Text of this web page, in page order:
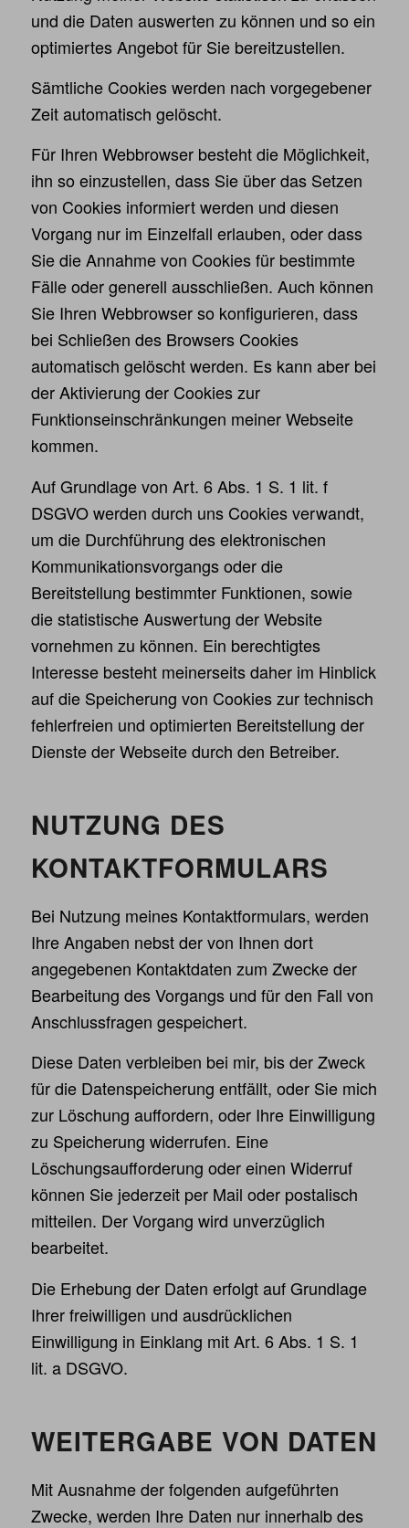
und die Daten auswerten zu können und so ein
optimiertes Angebot für Sie bereitzustellen.
Sämtliche Cookies werden nach vorgegebener
Zeit automatisch gelöscht.
Für Ihren Webbrowser besteht die Möglichkeit,
ihn so einzustellen, dass Sie über das Setzen
von Cookies informiert werden und diesen
Vorgang nur im Einzelfall erlauben, oder dass
Sie die Annahme von Cookies für bestimmte
Fälle oder generell ausschließen. Auch können
Sie Ihren Webbrowser so konfigurieren, dass
bei Schließen des Browsers Cookies
automatisch gelöscht werden. Es kann aber bei
der Aktivierung der Cookies zur
Funktionseinschränkungen meiner Webseite
kommen.
Auf Grundlage von Art. 6 Abs. 1 S. 1 lit. f
DSGVO werden durch uns Cookies verwandt,
um die Durchführung des elektronischen
Kommunikationsvorgangs oder die
Bereitstellung bestimmter Funktionen, sowie
die statistische Auswertung der Website
vornehmen zu können. Ein berechtigtes
Interesse besteht meinerseits daher im Hinblick
auf die Speicherung von Cookies zur technisch
fehlerfreien und optimierten Bereitstellung der
Dienste der Webseite durch den Betreiber.
NUTZUNG DES
KONTAKTFORMULARS
Bei Nutzung meines Kontaktformulars, werden
Ihre Angaben nebst der von Ihnen dort
angegebenen Kontaktdaten zum Zwecke der
Bearbeitung des Vorgangs und für den Fall von
Anschlussfragen gespeichert.
Diese Daten verbleiben bei mir, bis der Zweck
für die Datenspeicherung entfällt, oder Sie mich
zur Löschung auffordern, oder Ihre Einwilligung
zu Speicherung widerrufen. Eine
Löschungsaufforderung oder einen Widerruf
können Sie jederzeit per Mail oder postalisch
mitteilen. Der Vorgang wird unverzüglich
bearbeitet.
Die Erhebung der Daten erfolgt auf Grundlage
Ihrer freiwilligen und ausdrücklichen
Einwilligung in Einklang mit Art. 6 Abs. 1 S. 1
lit. a DSGVO.
WEITERGABE VON DATEN
Mit Ausnahme der folgenden aufgeführten
Zwecke, werden Ihre Daten nur innerhalb des